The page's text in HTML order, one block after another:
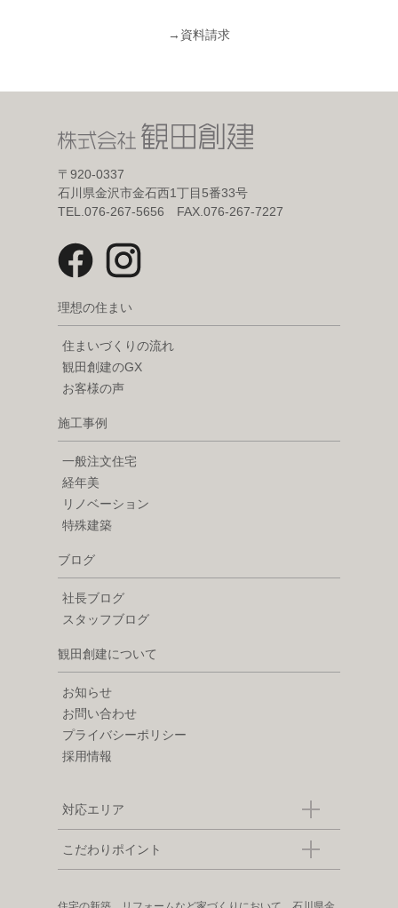
→ 資料請求
〒920-0337
石川県金沢市金石西1丁目5番33号
TEL.076-267-5656 FAX.076-267-7227
理想の住まい
住まいづくりの流れ
観田創建のGX
お客様の声
施工事例
一般注文住宅
経年美
リノベーション
特殊建築
ブログ
社長ブログ
スタッフブログ
観田創建について
お知らせ
お問い合わせ
プライバシーポリシー
採用情報
対応エリア
こだわりポイント